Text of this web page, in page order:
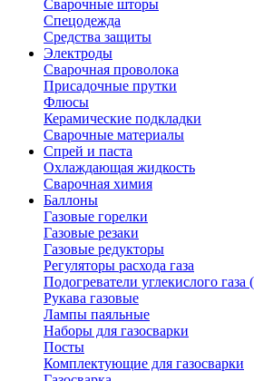
Сварочные шторы
Спецодежда
Средства защиты
Электроды
Сварочная проволока
Присадочные прутки
Флюсы
Керамические подкладки
Сварочные материалы
Спрей и паста
Охлаждающая жидкость
Сварочная химия
Баллоны
Газовые горелки
Газовые резаки
Газовые редукторы
Регуляторы расхода газа
Подогреватели углекислого газа
Рукава газовые
Лампы паяльные
Наборы для газосварки
Посты
Комплектующие для газосварки